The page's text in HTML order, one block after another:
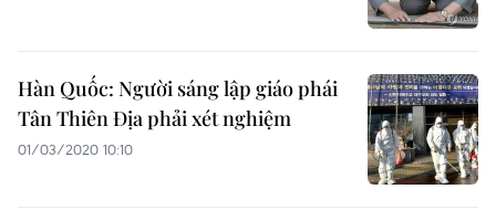
Hàn Quốc: Người sáng lập giáo phái
Tân Thiên Địa phải xét nghiệm
01/03/2020 10:10